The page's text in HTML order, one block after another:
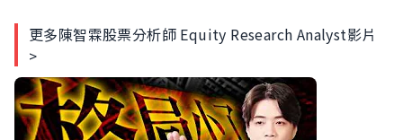
更多陳智霖股票分析師 Equity Research Analyst影片
>